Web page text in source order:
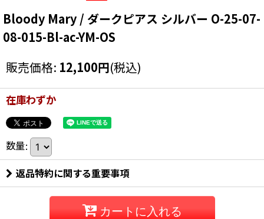
Bloody Mary / ダークピアス シルバー O-25-07-
08-015-Bl-ac-YM-OS
販売価格: 12,100円(税込)
在庫わずか
数量:
返品特約に関する重要事項
カートに入れる